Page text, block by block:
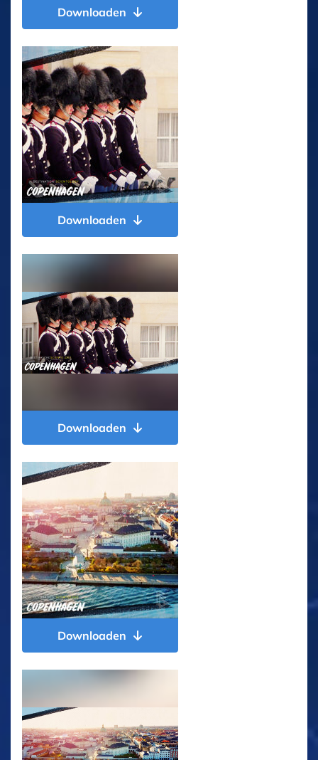
Downloaden
Downloaden
Downloaden
Downloaden